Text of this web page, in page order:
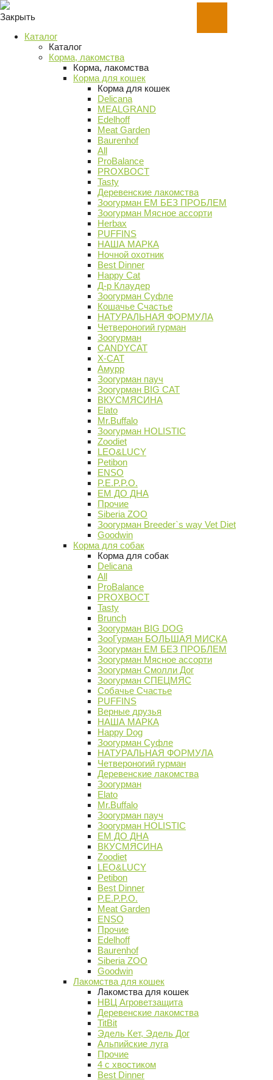
Закрыть
Каталог
Каталог
Корма, лакомства
Корма, лакомства
Корма для кошек
Корма для кошек
Delicana
MEALGRAND
Edelhoff
Meat Garden
Baurenhof
All
ProBalance
PROХВОСТ
Tasty
Деревенские лакомства
Зоогурман ЕМ БЕЗ ПРОБЛЕМ
Зоогурман Мясное ассорти
Herbax
PUFFINS
НАША МАРКА
Ночной охотник
Best Dinner
Happy Cat
Д-р Клаудер
Зоогурман Суфле
Кошачье Счастье
НАТУРАЛЬНАЯ ФОРМУЛА
Четвероногий гурман
Зоогурман
CANDYCAT
X-CAT
Амурр
Зоогурман пауч
Зоогурман BIG CAT
ВКУСМЯСИНА
Elato
Mr.Buffalo
Зоогурман HOLISTIC
Zoodiet
LEO&LUCY
Petibon
ENSO
P.E.P.P.O.
ЕМ ДО ДНА
Прочие
Siberia ZOO
Зоогурман Breeder`s way Vet Diet
Goodwin
Корма для собак
Корма для собак
Delicana
All
ProBalance
PROХВОСТ
Tasty
Brunch
Зоогурман BIG DOG
ЗооГурман БОЛЬШАЯ МИСКА
Зоогурман ЕМ БЕЗ ПРОБЛЕМ
Зоогурман Мясное ассорти
Зоогурман Смолли Дог
Зоогурман СПЕЦМЯС
Собачье Счастье
PUFFINS
Верные друзья
НАША МАРКА
Happy Dog
Зоогурман Суфле
НАТУРАЛЬНАЯ ФОРМУЛА
Четвероногий гурман
Деревенские лакомства
Зоогурман
Elato
Mr.Buffalo
Зоогурман пауч
Зоогурман HOLISTIC
ЕМ ДО ДНА
ВКУСМЯСИНА
Zoodiet
LEO&LUCY
Petibon
Best Dinner
P.E.P.P.O.
Meat Garden
ENSO
Прочие
Edelhoff
Baurenhof
Siberia ZOO
Goodwin
Лакомства для кошек
Лакомства для кошек
НВЦ Агроветзащита
Деревенские лакомства
TitBit
Эдель Кет, Эдель Дог
Альпийские луга
Прочие
4 с хвостиком
Best Dinner